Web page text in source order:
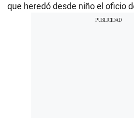
que heredó desde niño el oficio